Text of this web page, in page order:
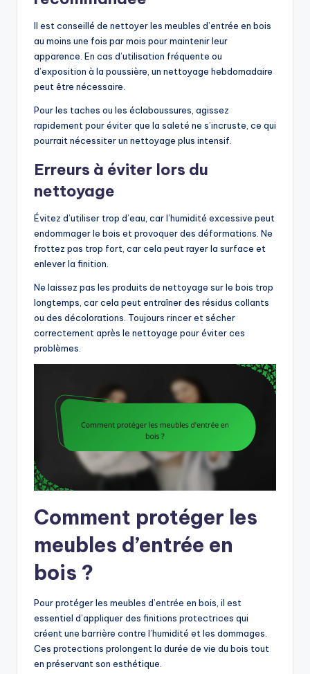
Il est conseillé de nettoyer les meubles d’entrée en bois
au moins une fois par mois pour maintenir leur
apparence. En cas d’utilisation fréquente ou
d’exposition à la poussière, un nettoyage hebdomadaire
peut être nécessaire.
Pour les taches ou les éclaboussures, agissez
rapidement pour éviter que la saleté ne s’incruste, ce qui
pourrait nécessiter un nettoyage plus intensif.
Erreurs à éviter lors du
nettoyage
Évitez d’utiliser trop d’eau, car l’humidité excessive peut
endommager le bois et provoquer des déformations. Ne
frottez pas trop fort, car cela peut rayer la surface et
enlever la finition.
Ne laissez pas les produits de nettoyage sur le bois trop
longtemps, car cela peut entraîner des résidus collants
ou des décolorations. Toujours rincer et sécher
correctement après le nettoyage pour éviter ces
problèmes.
Comment protéger les
meubles d’entrée en
bois ?
Pour protéger les meubles d’entrée en bois, il est
essentiel d’appliquer des finitions protectrices qui
créent une barrière contre l’humidité et les dommages.
Ces protections prolongent la durée de vie du bois tout
en préservant son esthétique.